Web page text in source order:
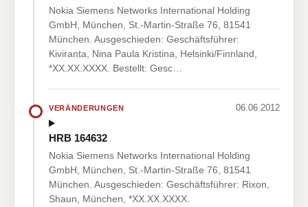
Nokia Siemens Networks International Holding
GmbH, München, St.-Martin-Straße 76, 81541
München. Ausgeschieden: Geschäftsführer:
Kiviranta, Nina Paula Kristina, Helsinki/Finnland,
*XX.XX.XXXX. Bestellt: Gesc…
VERÄNDERUNGEN 06.06.2012
HRB 164632
Nokia Siemens Networks International Holding
GmbH, München, St.-Martin-Straße 76, 81541
München. Ausgeschieden: Geschäftsführer: Rixon,
Shaun, München, *XX.XX.XXXX.